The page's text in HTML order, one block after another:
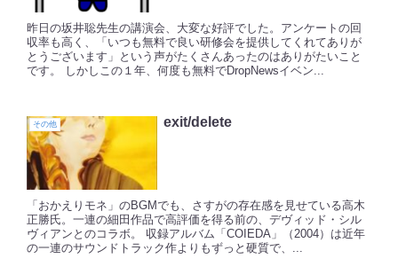
昨日の坂井聡先生の講演会、大変な好評でした。アンケートの回
収率も高く、「いつも無料で良い研修会を提供してくれてありが
とうございます」という声がたくさんあったのはありがたいこと
です。 しかしこの１年、何度も無料でDropNewsイベン...
その他 exit/delete
「おかえりモネ」のBGMでも、さすがの存在感を見せている高木
正勝氏。一連の細田作品で高評価を得る前の、デヴィッド・シル
ヴィアンとのコラボ。 収録アルバム「COIEDA」（2004）は近年
の一連のサウンドトラック作よりもずっと硬質で、...